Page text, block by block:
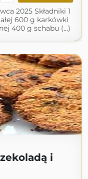
2025 Składniki 1
600 g karkówki
400 g schabu (...)
i